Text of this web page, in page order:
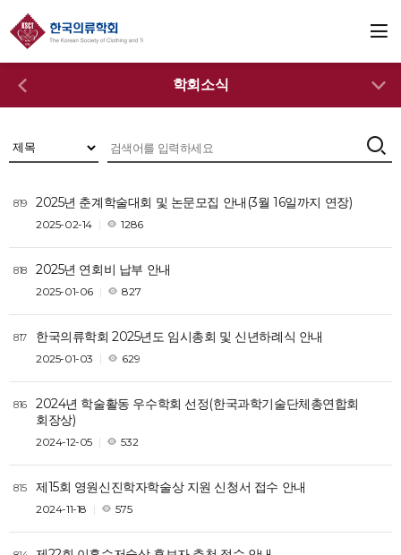
학회소식
819 2025년 춘계학술대회 및 논문모집 안내(3월 16일까지 연장)
2025-02-14 1286
818 2025년 연회비 납부 안내
2025-01-06 827
817 한국의류학회 2025년도 임시총회 및 신년하례식 안내
2025-01-03 629
816
2024년 학술활동 우수학회 선정(한국과학기술단체총연합회
회장상)
2024-12-05 532
815 제15회 영원신진학자학술상 지원 신청서 접수 안내
2024-11-18 575